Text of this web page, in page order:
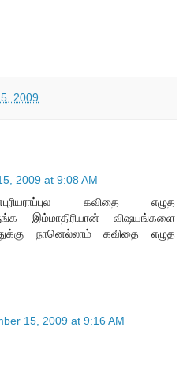
2009
2009 at 9:08 AM
கவிதை எழுத
இம்மாதிரியான் விஷயங்களை
நானெல்லாம் கவிதை எழுத
15, 2009 at 9:16 AM